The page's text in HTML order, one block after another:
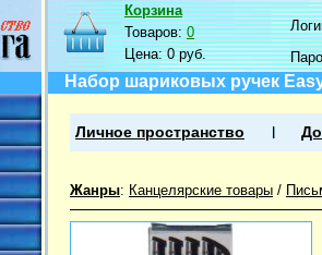
Корзина
Товаров:0
Цена:0 руб.
Набор шариковых ручек
Личное пространство
Жанры: Канцелярские товары /